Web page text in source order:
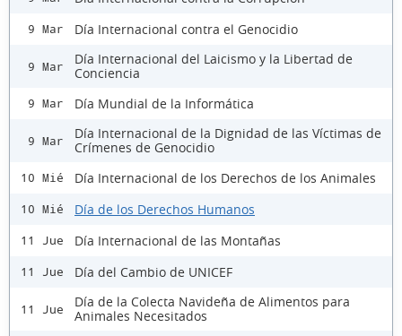
9 Mar Día Internacional contra el Genocidio
9 Mar
Día Internacional del Laicismo y la Libertad de
Conciencia
9 Mar Día Mundial de la Informática
9 Mar
Día Internacional de la Dignidad de las Víctimas de
Crímenes de Genocidio
10 Mié Día Internacional de los Derechos de los Animales
10 Mié Día de los Derechos Humanos
11 Jue Día Internacional de las Montañas
11 Jue Día del Cambio de UNICEF
11 Jue
Día de la Colecta Navideña de Alimentos para
Animales Necesitados